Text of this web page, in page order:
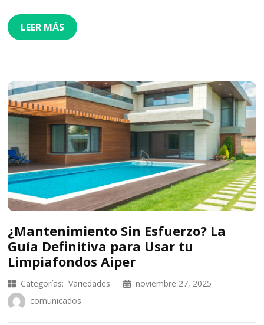
LEER MÁS
¿Mantenimiento Sin Esfuerzo? La
Guía Definitiva para Usar tu
Limpiafondos Aiper
Categorías: Variedades
noviembre 27, 2025
comunicados